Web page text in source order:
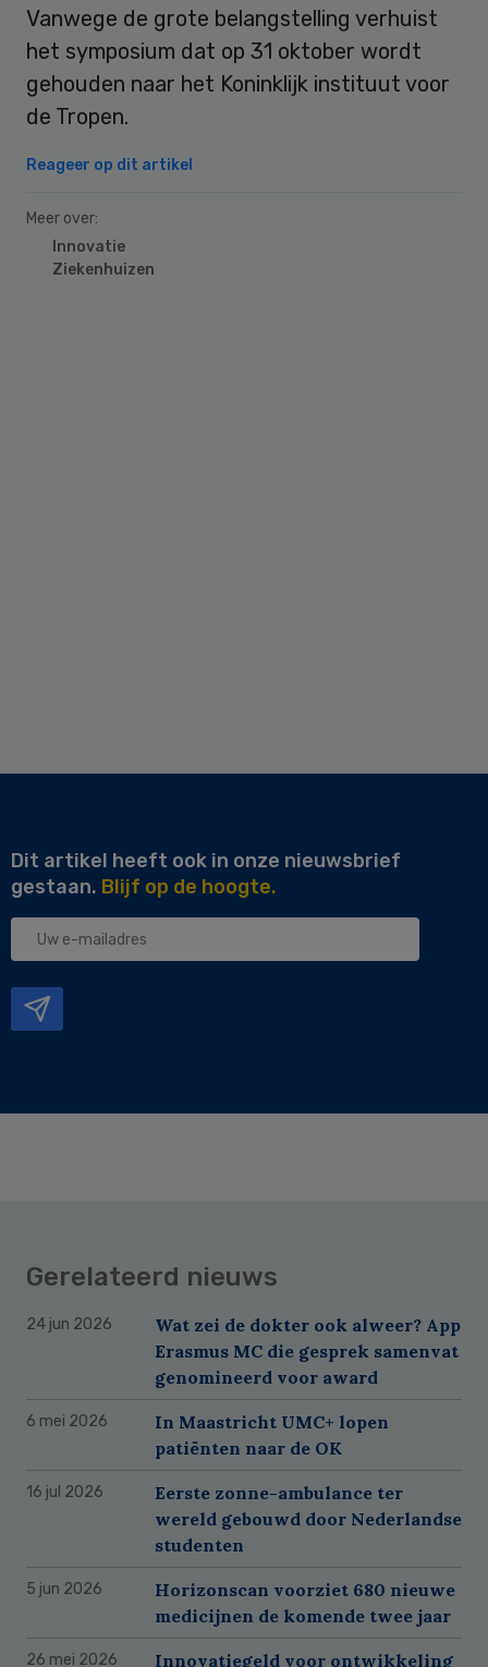
Vanwege de grote belangstelling verhuist
het symposium dat op 31 oktober wordt
gehouden naar het Koninklijk instituut voor
de Tropen.
Reageer op dit artikel
Meer over:
Innovatie
Ziekenhuizen
Dit artikel heeft ook in onze nieuwsbrief
gestaan. Blijf op de hoogte.
Uw
Gerelateerd nieuws
24 jun 2026
Wat zei de dokter ook alweer? App
Erasmus MC die gesprek samenvat
genomineerd voor award
6 mei 2026
In Maastricht UMC+ lopen
patiënten naar de OK
16 jul 2026
Eerste zonne-ambulance ter
wereld gebouwd door Nederlandse
studenten
5 jun 2026
Horizonscan voorziet 680 nieuwe
medicijnen de komende twee jaar
26 mei 2026
Innovatiegeld voor ontwikkeling